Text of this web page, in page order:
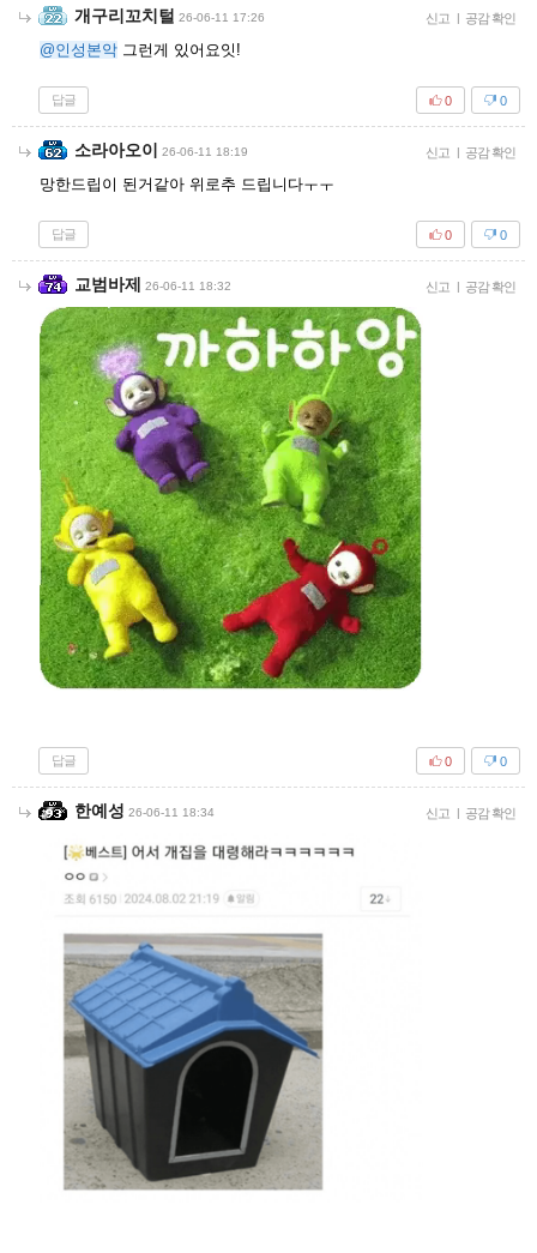
개구리꼬치털 26-06-11 17:26 신고 | 공감 확인
@인성본악 그런게 있어요잇!
답글 0
0
소라아오이 26-06-11 18:19 신고 | 공감 확인
망한드립이 된거같아 위로추 드립니다ㅜㅜ
답글 0
0
교범바제 26-06-11 18:32 신고 | 공감 확인
답글 0
0
한예성 26-06-11 18:34 신고 | 공감 확인